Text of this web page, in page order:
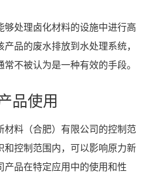
够处理卤化材料的设施中进行高
品的废水排放到水处理系统，
不被认为是一种有效的手段。
品使用
材料（合肥）有限公司的控制范
和控制范围内，可以影响原力新
产品在特定应用中的使用和性